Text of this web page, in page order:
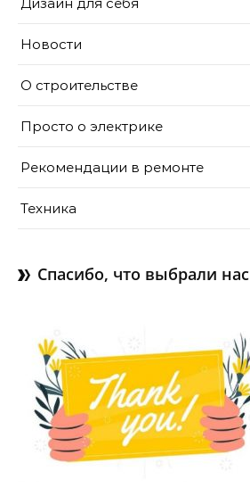
Новости
О строительстве
Просто о электрике
Рекомендации в ремонте
Техника
Спасибо, что выбрали нас